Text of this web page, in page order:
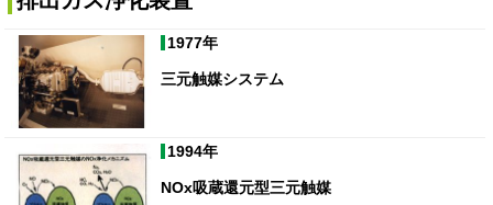
1977年
三元触媒システム
1994年
NOx吸蔵還元型三元触媒